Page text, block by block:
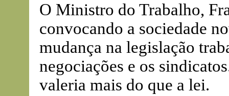
O Ministro do Trabalho,
convocando a sociedade
mudança na legislação
negociações e os
valeria mais do que a lei.